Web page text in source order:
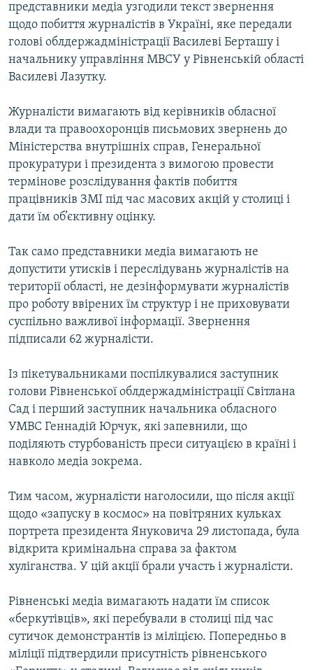
представники медіа узгодили текст звернення
щодо побиття журналістів в Україні, яке передали
голові облдержадміністрації Василеві Берташу і
начальнику управління МВСУ у Рівненській області
Василеві Лазутку.
Журналісти вимагають від керівників обласної
влади та правоохоронців письмових звернень до
Міністерства внутрішніх справ, Генеральної
прокуратури і президента з вимогою провести
термінове розслідування фактів побиття
працівників ЗМІ під час масових акцій у столиці і
дати їм об’єктивну оцінку.
Так само представники медіа вимагають не
допустити утисків і переслідувань журналістів на
території області, не дезінформувати журналістів
про роботу ввірених їм структур і не приховувати
суспільно важливої інформації. Звернення
підписали 62 журналісти.
Із пікетувальниками поспілкувалися заступник
голови Рівненської облдержадміністрації Світлана
Сад і перший заступник начальника обласного
УМВС Геннадій Юрчук, які запевнили, що
поділяють стурбованість преси ситуацією в країні і
навколо медіа зокрема.
Тим часом, журналісти наголосили, що після акції
щодо «запуску в космос» на повітряних кульках
портрета президента Януковича 29 листопада, була
відкрита кримінальна справа за фактом
хуліганства. У цій акції брали участь і журналісти.
Рівненські медіа вимагають надати їм список
«беркутівців», які перебували в столиці під час
сутичок демонстрантів із міліцією. Попередньо в
міліції підтвердили присутність рівненського